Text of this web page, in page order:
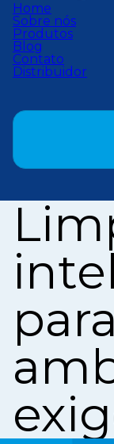
Home
Sobre nós
Produtos
Blog
Contato
Distribuidor
para